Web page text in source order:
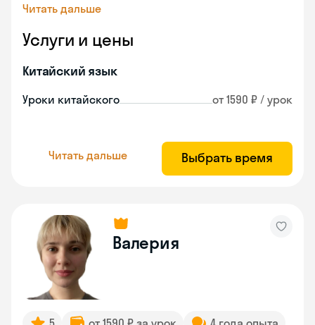
Читать дальше
Услуги и цены
Китайский язык
Уроки китайского от 1590 ₽ / урок
Читать дальше Выбрать время
Валерия